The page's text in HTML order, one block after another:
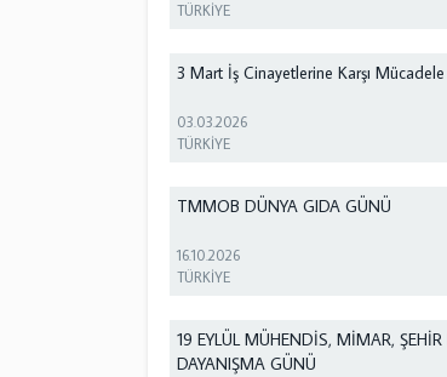
TÜRKİYE
3 Mart İş Cinayetlerine Karşı
03.03.2026
TÜRKİYE
TMMOB DÜNYA GIDA GÜNÜ
16.10.2026
TÜRKİYE
19 EYLÜL MÜHENDİS, MİMAR, ŞEHİR
DAYANIŞMA GÜNÜ